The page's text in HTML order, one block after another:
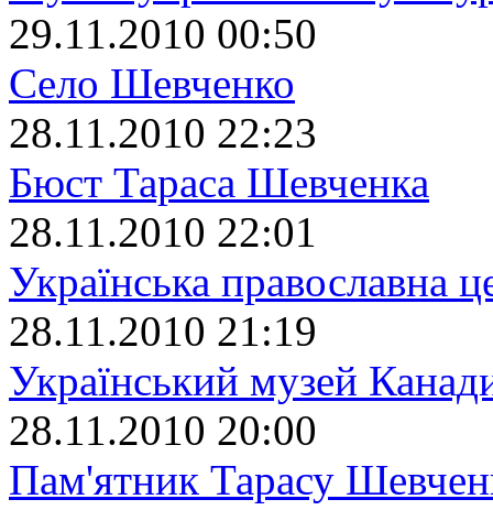
29.11.2010 00:50
Село Шевченко
28.11.2010 22:23
Бюст Тараса Шевченка
28.11.2010 22:01
Українська православна
28.11.2010 21:19
Український музей
28.11.2010 20:00
Пам'ятник Тарасу